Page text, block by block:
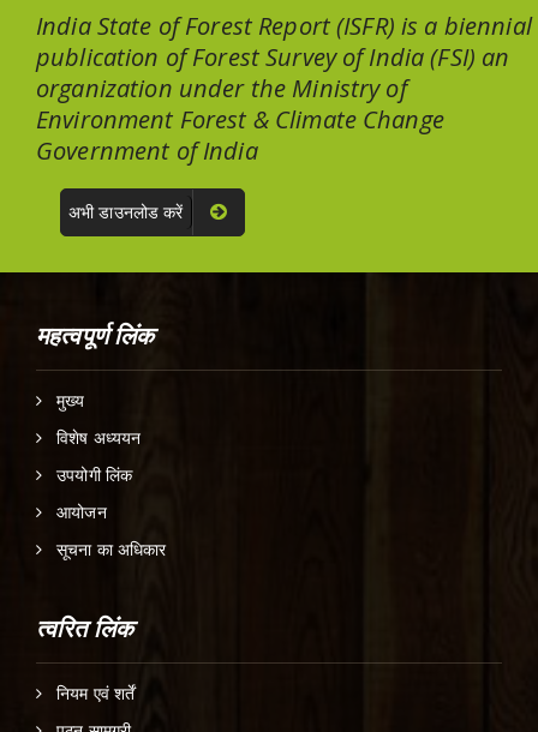
India State of Forest Report (ISFR) is a biennial
publication of Forest Survey of India (FSI) an
organization under the Ministry of
Environment Forest & Climate Change
Government of India
अभी डाउनलोड करें
महत्वपूर्ण लिंक
मुख्य
विशेष अध्ययन
उपयोगी लिंक
आयोजन
सूचना का अधिकार
त्वरित लिंक
नियम एवं शर्तें